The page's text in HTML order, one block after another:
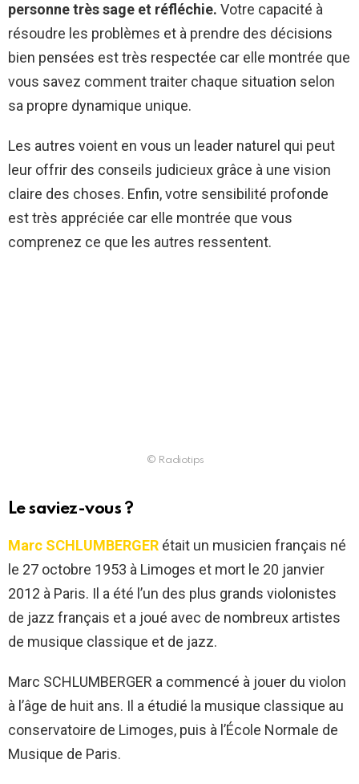
personne très sage et réfléchie. Votre capacité à
résoudre les problèmes et à prendre des décisions
bien pensées est très respectée car elle montrée que
vous savez comment traiter chaque situation selon
sa propre dynamique unique.
Les autres voient en vous un leader naturel qui peut
leur offrir des conseils judicieux grâce à une vision
claire des choses. Enfin, votre sensibilité profonde
est très appréciée car elle montrée que vous
comprenez ce que les autres ressentent.
© Radiotips
Le saviez-vous ?
Marc SCHLUMBERGER était un musicien français né
le 27 octobre 1953 à Limoges et mort le 20 janvier
2012 à Paris. Il a été l’un des plus grands violonistes
de jazz français et a joué avec de nombreux artistes
de musique classique et de jazz.
Marc SCHLUMBERGER a commencé à jouer du violon
à l’âge de huit ans. Il a étudié la musique classique au
conservatoire de Limoges, puis à l’École Normale de
Musique de Paris.